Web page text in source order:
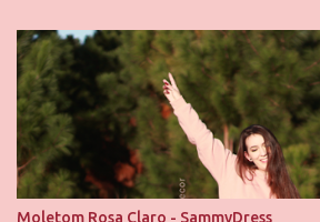
é incrível, ele é achatado e tem as cerdas
deixando o esmalte "arranhado" quando
fórmula dos esmaltes é 4free , traduzindo, é
que podem fazer mal as unhas e são
Essas substâncias são: formaldeído,
demais informações sobre os esmaltes
composição e a validade. Os esmaltes vem
Moletom Rosa Claro - SammyDress